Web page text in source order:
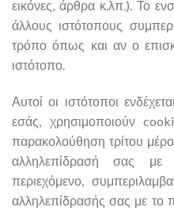
εικόνες, άρθρα κ.λπ.). Το
άλλους ιστότοπους
τρόπο όπως και αν ο
ιστότοπο.
Αυτοί οι ιστότοποι
εσάς, χρησιμοποιούν
παρακολούθηση τρίτου
αλληλεπίδρασή σας με
περιεχόμενο,
αλληλεπίδρασής σας με το